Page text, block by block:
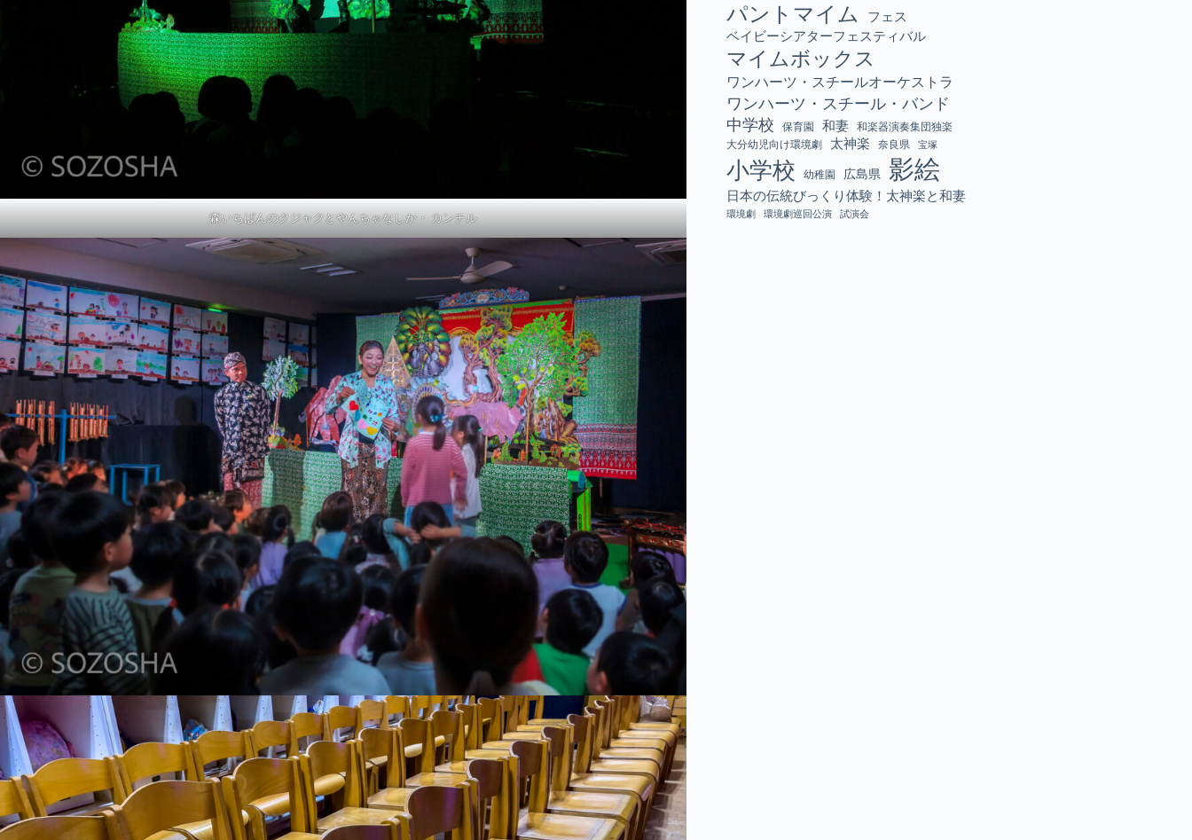
森いちばんのクジャクとやんちゃなしか・ カンチル
パントマイム
フェス
ベイビーシアターフェスティバル
マイムボックス
ワンハーツ・スチールオーケストラ
ワンハーツ・スチール・バンド
中学校
保育園 和妻
和楽器演奏集団独楽
大分幼児向け環境劇
太神楽 奈良県 宝塚
小学校 幼稚園 広島県 影絵
日本の伝統びっくり体験！太神楽と和妻
環境劇 環境劇巡回公演 試演会